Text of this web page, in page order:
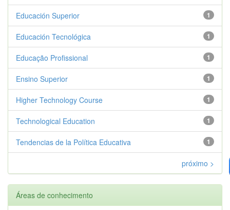
1
Educación Superior
1
Educación Tecnológica
1
Educação Profissional
1
Ensino Superior
1
Higher Technology Course
1
Technological Education
1
Tendencias de la Política Educativa
próximo >
Áreas de conhecimento